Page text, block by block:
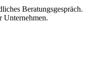
Beratungsgespräch.
Unternehmen.